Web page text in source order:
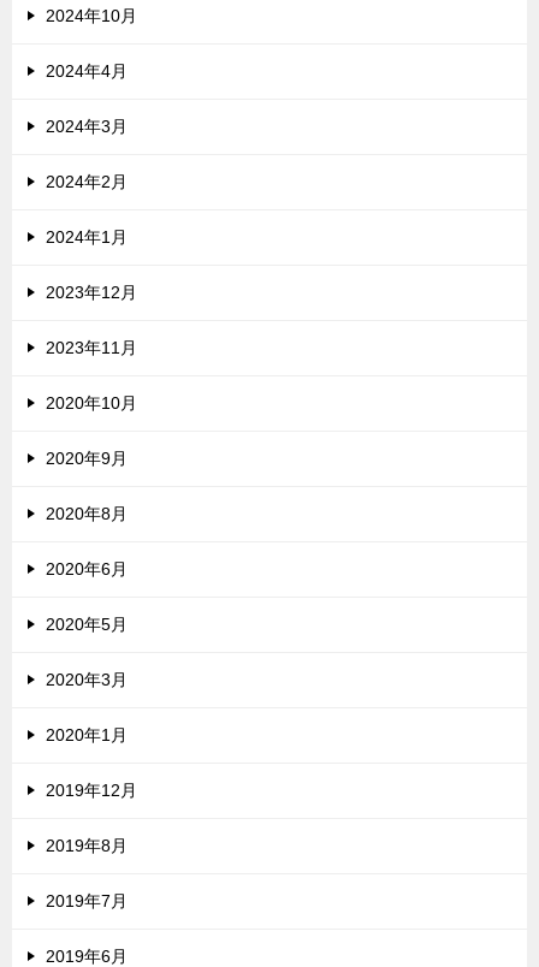
2024年10月
2024年4月
2024年3月
2024年2月
2024年1月
2023年12月
2023年11月
2020年10月
2020年9月
2020年8月
2020年6月
2020年5月
2020年3月
2020年1月
2019年12月
2019年8月
2019年7月
2019年6月